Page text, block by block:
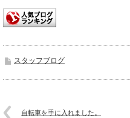
スタッフブログ
自転車を手に入れました。